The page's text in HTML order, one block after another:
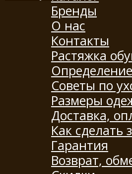
Бренды
О нас
Контакты
Растяжка
Советы по
Размеры
Доставка,
Как сделать
Гарантия
Возврат,